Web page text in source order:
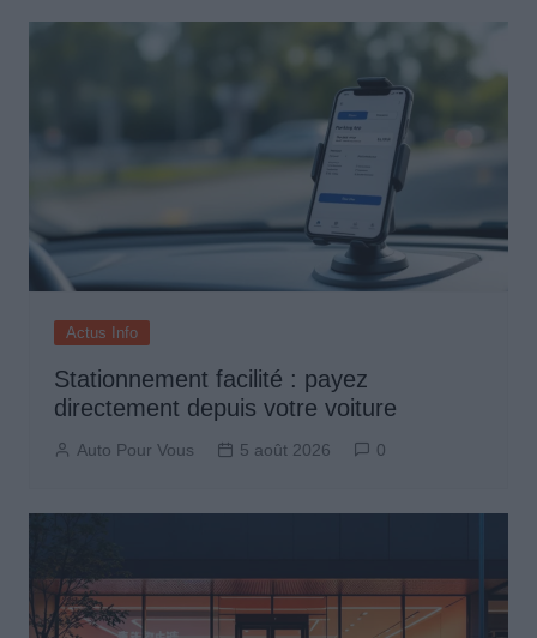
Actus Info
Stationnement facilité : payez
directement depuis votre voiture
Auto Pour Vous 5 août 2026 0